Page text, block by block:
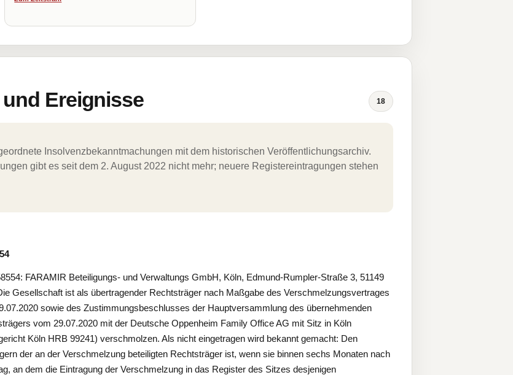
Ereignisse 18
Insolvenzbekanntmachungen mit dem historischen Veröffentlichungsarchiv.
gibt es seit dem 2. August 2022 nicht mehr; neuere Registereintragungen stehen
FARAMIR Beteiligungs- und Verwaltungs GmbH, Köln, Edmund-Rumpler-Straße 3, 51149
Gesellschaft ist als übertragender Rechtsträger nach Maßgabe des Verschmelzungsvertrages
sowie des Zustimmungsbeschlusses der Hauptversammlung des übernehmenden
vom 29.07.2020 mit der Deutsche Oppenheim Family Office AG mit Sitz in Köln
Köln HRB 99241) verschmolzen. Als nicht eingetragen wird bekannt gemacht: Den
der an der Verschmelzung beteiligten Rechtsträger ist, wenn sie binnen sechs Monaten nach
an dem die Eintragung der Verschmelzung in das Register des Sitzes desjenigen